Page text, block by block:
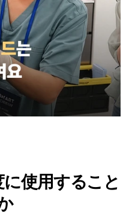
使用すること